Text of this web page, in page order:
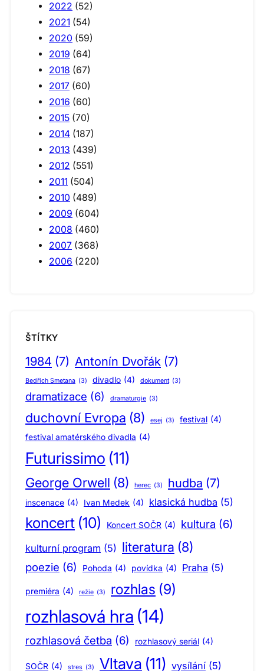
2022 (52)
2021 (54)
2020 (59)
2019 (64)
2018 (67)
2017 (60)
2016 (60)
2015 (70)
2014 (187)
2013 (439)
2012 (551)
2011 (504)
2010 (489)
2009 (604)
2008 (460)
2007 (368)
2006 (220)
ŠTÍTKY
1984 (7) Antonín Dvořák (7)
Bedřich Smetana (3) divadlo (4) dokument (3)
dramatizace (6) dramaturgie (3)
duchovní Evropa (8) esej (3) festival (4)
festival amatérského divadla (4)
Futurissimo (11)
George Orwell (8) herec (3) hudba (7)
inscenace (4) Ivan Medek (4) klasická hudba (5)
koncert (10) Koncert SOČR (4) kultura (6)
kulturní program (5) literatura (8)
poezie (6) Pohoda (4) povídka (4) Praha (5)
premiéra (4) režie (3) rozhlas (9)
rozhlasová hra (14)
rozhlasová četba (6) rozhlasový seriál (4)
SOČR (4) stres (3) Vltava (11) vysílání (5)